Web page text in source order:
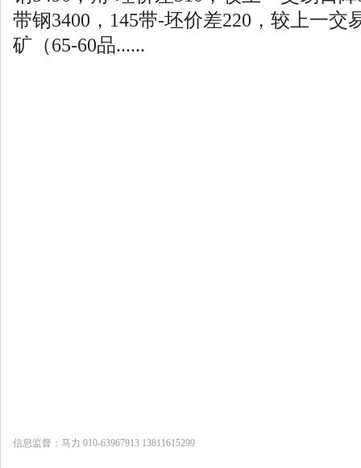
带钢3400，145带-坯价差220，较上一交
矿（65-60品......
信息监督：马力 010-63967913 13811615299